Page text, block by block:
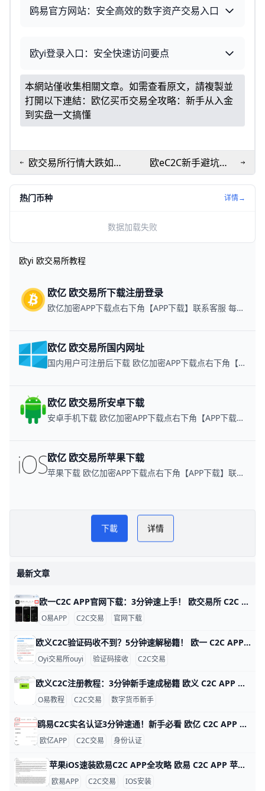
鸥易官方网站：安全高效的数字资产交易入口
欧yi登录入口：安全快速访问要点
本網站僅收集相關文章。如需查看原文，請複製並
打開以下連結： 欧亿买币交易全攻略：新手从入金
到实盘一文搞懂
欧交易所行情大跌如何
保本？教你在市场波动
欧eC2C新手避坑指
南：常见问题与解决
热门币种 详情→
数据加载失败
欧yi 欧交易所教程
欧亿 欧交易所下载注册登录
欧亿加密APP下载点右下角【APP下载】联系客服 每日更新可用链接
欧亿 欧交易所国内网址
国内用户可注册后下载 欧亿加密APP下载点右下角【APP下载】联系客服 每日更新可用链接
欧亿 欧交易所安卓下载
安卓手机下载 欧亿加密APP下载点右下角【APP下载】联系客服 每日更新可用链接
欧亿 欧交易所苹果下载
苹果下载 欧亿加密APP下载点右下角【APP下载】联系客服 每日更新可用链接
欧yi 欧交易所教程PLAY NOW
欧YI
下載 详情
最新文章
欧一C2C APP官网下载：3分钟速上手！ 欧交易所 C2C APP 官网下载指南 鸥易（ouyi）是全球知名的数字货币交易平台，它的 C2C 功能让用户能轻松用人民币买比特币或以太坊。比如，你可以用银行卡直接从认证商家买币，交易只需几分钟，手续费通常在 0.1% 以下，比传统交易所更方便。ddzfj+1
O易APP C2C交易 官网下载
欧义C2C验证码收不到？5分钟速解秘籍！ 欧一 C2C APP 验证码接收问题详解 欧亿（欧yi）C2C APP 是数字货币交易的好帮手，但很多人登录或卖币时收不到验证码。根据用户反馈，约 70% 的问题来自网络信号差，比如高峰期短信延迟 5-10 分钟。别急，这里一步步教你解决，5 分钟就能搞定。
Oyi交易所ouyi 验证码接收 C2C交易
欧义C2C注册教程：3分钟新手速成秘籍 欧义 C2C APP 注册账号超详细教程 大家好！今天我们来聊聊如何在欧义（歐yi）C2C APP上注册账号。Oyi交易所是全球知名的加密货币交易平台，C2C功能让新手能轻松用人民币买USDT等币种。这个教程从零开始，步骤超简单，跟着做3-5分钟就能搞定。udn+2
O易教程 C2C交易 数字货币新手
鸥易C2C实名认证3分钟速通！新手必看 欧亿 C2C APP 实名认证全攻略 欧交易所APP的C2C实名认证超级简单，只需几分钟就能完成，就能安全买币卖币。比如，新用户小李下载APP后，按步骤认证，马上解锁每天最高25万元的交易限额，避免黑客盗用账户。udn+1
欧亿APP C2C交易 身份认证
苹果iOS速装欧易C2C APP全攻略 欧易 C2C APP 苹果 iOS 安装指南 欧易（OKX）C2C APP 是数字货币点对点交易的首选工具，全球用户超5000万。它支持人民币、美元等多种法币快速买卖比特币、以太坊等，支持台湾用户本地支付如街口支付，交易费仅0.1%。iOS用户无法直接从中国App Store下载，但用海外Apple ID只需10分钟搞定。
欧易APP C2C交易 IOS安装